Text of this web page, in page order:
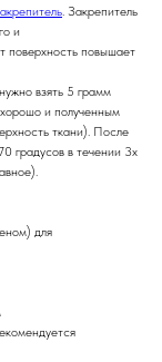
. Закрепитель
и
поверхность повышает
взять 5 грамм
и полученным
ткани). После
градусов в течении 3х
для